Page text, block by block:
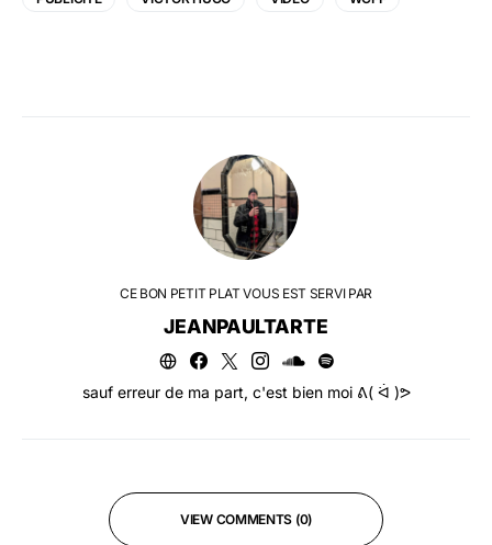
CE BON PETIT PLAT VOUS EST SERVI PAR
JEANPAULTARTE
sauf erreur de ma part, c'est bien moi ᕕ( ᐛ )ᕗ
VIEW COMMENTS (0)